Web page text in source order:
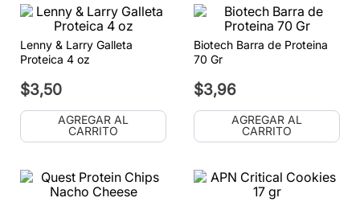
Lenny & Larry Galleta
Proteica 4 oz
$3,50
AGREGAR AL
CARRITO
Biotech Barra de Proteina
70 Gr
$3,96
AGREGAR AL
CARRITO